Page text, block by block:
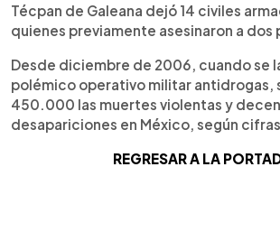
Técpan de Galeana dejó 14 civiles
quienes previamente asesinaron a dos
Desde diciembre de 2006, cuando se
polémico operativo militar antidrogas,
450.000 las muertes violentas y
desapariciones en México, según
REGRESAR A LA